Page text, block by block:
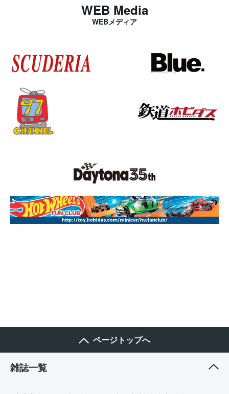
WEB Media
WEBメディア
ページトップへ
雑誌一覧